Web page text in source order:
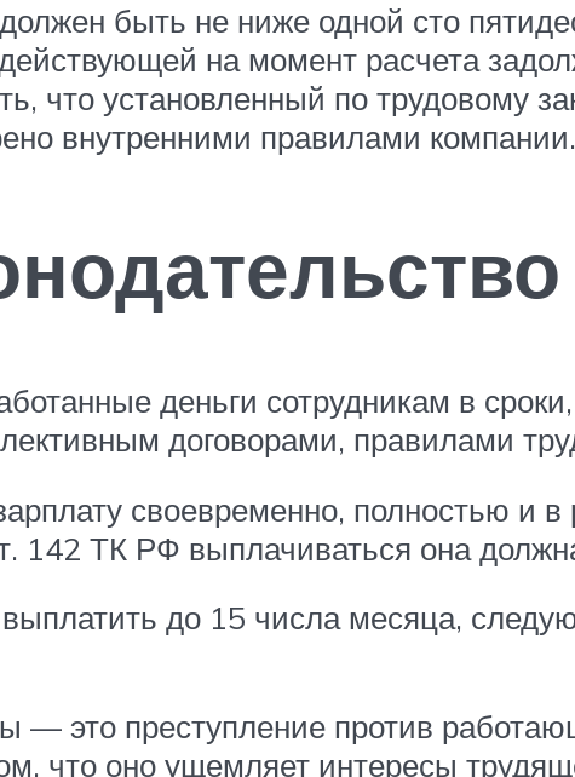
быть не ниже одной сто
на момент расчета
что установленный по трудовому
внутренними правилами компании.
деньги сотрудникам в
договорами, правилами
своевременно, полностью и
142 ТК РФ выплачиваться она
до 15 числа месяца,
— это преступление против
что оно ущемляет интересы